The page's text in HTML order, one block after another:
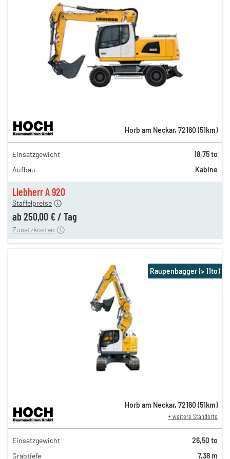
Liebherr A 920
432,00 €
360,00 €
300,00 €
Staffelpreise
ab 250,00 € / Tag
12,00 €
Zusatzkosten
Horb am Neckar, 72160(51km)
Einsatzgewicht
18,75 to
Aufbau
Kabine
615,00 €
512,00 €
Raupenbagger (> 11to)
Horb am Neckar, 72160(51km)
+ weitere Standorte
Einsatzgewicht
26,50 to
Grabtiefe
7,38 m